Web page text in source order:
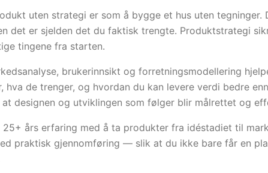
uten strategi er som å bygge et hus uten tegninger.
det er sjelden det du faktisk trengte. Produktstrategi
tingene fra starten.
brukerinnsikt og forretningsmodellering
hva de trenger, og hvordan du kan levere verdi bedre
designen og utviklingen som følger blir målrettet og
25+ års erfaring med å ta produkter fra idéstadiet til
praktisk gjennomføring — slik at du ikke bare får en